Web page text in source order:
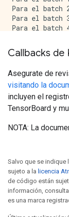
Para el
Para el
Para el
Epoch 00002:
Para el
Para el
Para el
Para el batch
La perdida
Epoch 00003:
Para el
Para el
Para el
La perdida
Callbacks de
Asegurate de
visitando la
incluyen el
TensorBoard y
NOTA: La
Salvo que se indique
sujeto a la licencia
de código están
información,
es una marca